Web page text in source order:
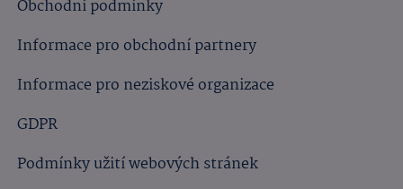
Obchodní podmínky
Informace pro obchodní partnery
Informace pro neziskové organizace
GDPR
Podmínky užití webových stránek